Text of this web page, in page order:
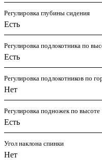
Регулировка глубины сидения
Есть
Регулировка подлокотника по
Есть
Регулировка подлокотников по
Нет
Регулировка подножек по высоте
Есть
Угол наклона спинки
Нет